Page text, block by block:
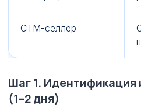
СТМ-селлер
Шаг 1. Идентификация
(1–2 дня)